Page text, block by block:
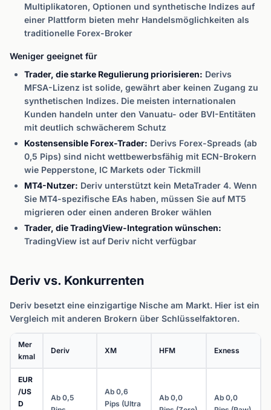
Multiplikatoren, Optionen und synthetische Indizes auf
einer Plattform bieten mehr Handelsmöglichkeiten als
traditionelle Forex-Broker
Weniger geeignet für
Trader, die starke Regulierung priorisieren: Derivs
MFSA-Lizenz ist solide, gewährt aber keinen Zugang zu
synthetischen Indizes. Die meisten internationalen
Kunden handeln unter den Vanuatu- oder BVI-Entitäten
mit deutlich schwächerem Schutz
Kostensensible Forex-Trader: Derivs Forex-Spreads (ab
0,5 Pips) sind nicht wettbewerbsfähig mit ECN-Brokern
wie Pepperstone, IC Markets oder Tickmill
MT4-Nutzer: Deriv unterstützt kein MetaTrader 4. Wenn
Sie MT4-spezifische EAs haben, müssen Sie auf MT5
migrieren oder einen anderen Broker wählen
Trader, die TradingView-Integration wünschen:
TradingView ist auf Deriv nicht verfügbar
Deriv vs. Konkurrenten
Deriv besetzt eine einzigartige Nische am Markt. Hier ist ein
Vergleich mit anderen Brokern über Schlüsselfaktoren.
Mer
kmal
Deriv XM HFM Exness
EUR
/US
D
Ab 0,5
Ab 0,6
Pips (Ultra
Ab 0,0
Ab 0,0